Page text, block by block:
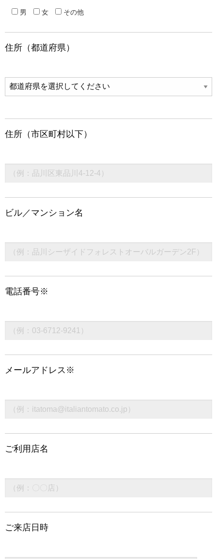
男 女 その他
住所（都道府県）
住所（市区町村以下）
ビル／マンション名
電話番号※
メールアドレス※
ご利用店名
ご来店日時